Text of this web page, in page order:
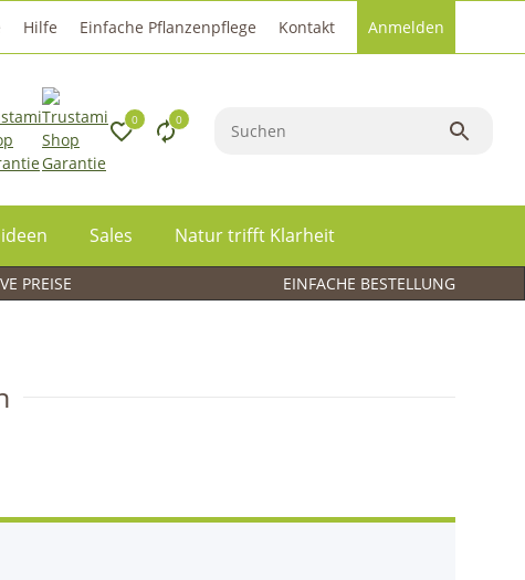
Hilfe Einfache Pflanzenpflege Kontakt Anmelden
0 0
Sales Natur trifft Klarheit
PREISE
EINFACHE BESTELLUNG